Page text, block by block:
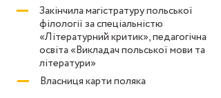
Закінчила магістратуру польської
філології за спеціальністю
«Літературний критик», педагогічна
освіта «Викладач польської мови та
літератури»
Власниця карти поляка